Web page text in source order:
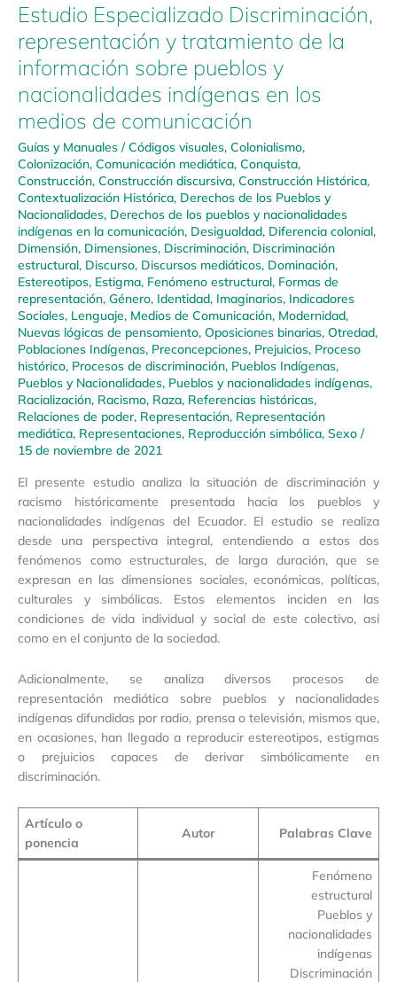
Estudio Especializado Discriminación,
representación y tratamiento de la
información sobre pueblos y
nacionalidades indígenas en los
medios de comunicación
Guías y Manuales /Códigos visuales, Colonialismo,
Colonización, Comunicación mediática, Conquista,
Construcción, Construcción discursiva, Construcción Histórica,
Contextualización Histórica, Derechos de los Pueblos y
Nacionalidades, Derechos de los pueblos y nacionalidades
indígenas en la comunicación, Desigualdad, Diferencia colonial,
Dimensión, Dimensiones, Discriminación, Discriminación
estructural, Discurso, Discursos mediáticos, Dominación,
Estereotipos, Estigma, Fenómeno estructural, Formas de
representación, Género, Identidad, Imaginarios, Indicadores
Sociales, Lenguaje, Medios de Comunicación, Modernidad,
Nuevas lógicas de pensamiento, Oposiciones binarias, Otredad,
Poblaciones Indígenas, Preconcepciones, Prejuicios, Proceso
histórico, Procesos de discriminación, Pueblos Indígenas,
Pueblos y Nacionalidades, Pueblos y nacionalidades indígenas,
Racialización, Racismo, Raza, Referencias históricas,
Relaciones de poder, Representación, Representación
mediática, Representaciones, Reproducción simbólica, Sexo /
15 de noviembre de 2021
El presente estudio analiza la situación de discriminación y
racismo históricamente presentada hacia los pueblos y
nacionalidades indígenas del Ecuador. El estudio se realiza
desde una perspectiva integral, entendiendo a estos dos
fenómenos como estructurales, de larga duración, que se
expresan en las dimensiones sociales, económicas, políticas,
culturales y simbólicas. Estos elementos inciden en las
condiciones de vida individual y social de este colectivo, así
como en el conjunto de la sociedad.
Adicionalmente, se analiza diversos procesos de
representación mediática sobre pueblos y nacionalidades
indígenas difundidas por radio, prensa o televisión, mismos que,
en ocasiones, han llegado a reproducir estereotipos, estigmas
o prejuicios capaces de derivar simbólicamente en
discriminación.
Artículo o
ponencia
Autor Palabras Clave
Fenómeno
estructural
Pueblos y
nacionalidades
indígenas
Discriminación